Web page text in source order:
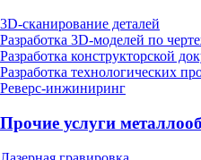
3D-сканирование деталей
Разработка 3D-моделей по
Разработка конструкторской
Разработка технологических
Реверс-инжиниринг
Прочие услуги